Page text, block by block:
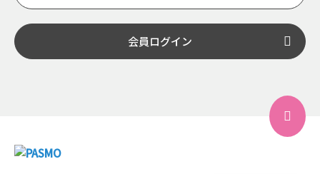
会員ログイン